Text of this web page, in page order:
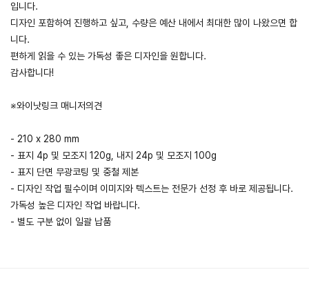
입니다.
디자인 포함하여 진행하고 싶고, 수량은 예산 내에서 최대한 많이 나왔으면 합
니다.
편하게 읽을 수 있는 가독성 좋은 디자인을 원합니다.
감사합니다!
※와이낫링크 매니저의견
- 210 x 280 mm
- 표지 4p 및 모조지 120g, 내지 24p 및 모조지 100g
- 표지 단면 무광코팅 및 중철 제본
- 디자인 작업 필수이며 이미지와 텍스트는 전문가 선정 후 바로 제공됩니다.
가독성 높은 디자인 작업 바랍니다.
- 별도 구분 없이 일괄 납품